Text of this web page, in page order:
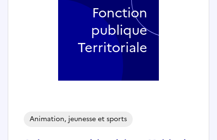
Animation, jeunesse et sports
Fonction
publique
Territoriale